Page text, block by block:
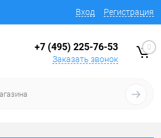
Вход Регистрация
+7 (495) 225-76-53
Заказать звонок
0